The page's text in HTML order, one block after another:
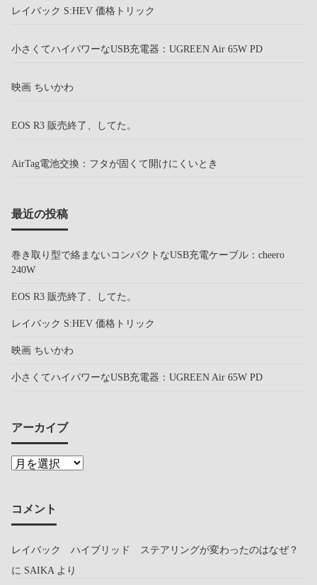
レイバック S:HEV 価格トリック
小さくてハイパワーなUSB充電器：UGREEN Air 65W PD
映画 ちいかわ
EOS R3 販売終了、してた。
AirTag電池交換：フタが固くて開けにくいとき
最近の投稿
巻き取り型で絡まないコンパクトなUSB充電ケーブル：cheero
240W
EOS R3 販売終了、してた。
レイバック S:HEV 価格トリック
映画 ちいかわ
小さくてハイパワーなUSB充電器：UGREEN Air 65W PD
アーカイブ
コメント
レイバック ハイブリッド ステアリングが変わったのはなぜ？
に SAIKA より